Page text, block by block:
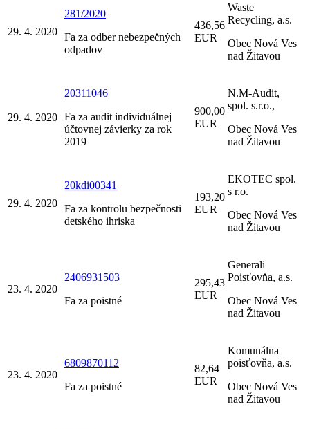
29. 4. 2020
281/2020
Fa za odber nebezpečných
odpadov
436,56
EUR
Waste
Recycling, a.s.
Obec Nová Ves
nad Žitavou
29. 4. 2020
20311046
Fa za audit individuálnej
účtovnej závierky za rok
2019
900,00
EUR
N.M-Audit,
spol. s.r.o.,
Obec Nová Ves
nad Žitavou
29. 4. 2020
20kdi00341
Fa za kontrolu bezpečnosti
detského ihriska
193,20
EUR
EKOTEC spol.
s r.o.
Obec Nová Ves
nad Žitavou
23. 4. 2020
2406931503
Fa za poistné
295,43
EUR
Generali
Poisťovňa, a.s.
Obec Nová Ves
nad Žitavou
23. 4. 2020
6809870112
Fa za poistné
82,64
EUR
Komunálna
poisťovňa, a.s.
Obec Nová Ves
nad Žitavou